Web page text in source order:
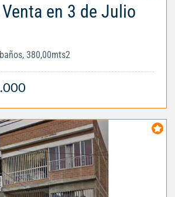
en 3 de Julio
380,00mts2